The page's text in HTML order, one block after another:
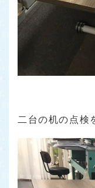
二台の机の点検